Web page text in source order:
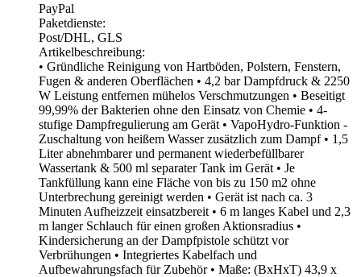
PayPal
Paketdienste:
Post/DHL, GLS
Artikelbeschreibung:
• Gründliche Reinigung von Hartböden, Polstern, Fenstern,
Fugen & anderen Oberflächen • 4,2 bar Dampfdruck & 2250
W Leistung entfernen mühelos Verschmutzungen • Beseitigt
99,99% der Bakterien ohne den Einsatz von Chemie • 4-
stufige Dampfregulierung am Gerät • VapoHydro-Funktion -
Zuschaltung von heißem Wasser zusätzlich zum Dampf • 1,5
Liter abnehmbarer und permanent wiederbefüllbarer
Wassertank & 500 ml separater Tank im Gerät • Je
Tankfüllung kann eine Fläche von bis zu 150 m2 ohne
Unterbrechung gereinigt werden • Gerät ist nach ca. 3
Minuten Aufheizzeit einsatzbereit • 6 m langes Kabel und 2,3
m langer Schlauch für einen großen Aktionsradius •
Kindersicherung an der Dampfpistole schützt vor
Verbrühungen • Integriertes Kabelfach und
Aufbewahrungsfach für Zubehör • Maße: (BxHxT) 43,9 x